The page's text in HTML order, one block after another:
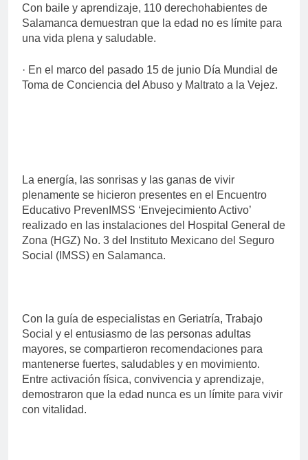
Con baile y aprendizaje, 110 derechohabientes de
Salamanca demuestran que la edad no es límite para
una vida plena y saludable.
· En el marco del pasado 15 de junio Día Mundial de
Toma de Conciencia del Abuso y Maltrato a la Vejez.
La energía, las sonrisas y las ganas de vivir
plenamente se hicieron presentes en el Encuentro
Educativo PrevenIMSS ‘Envejecimiento Activo’
realizado en las instalaciones del Hospital General de
Zona (HGZ) No. 3 del Instituto Mexicano del Seguro
Social (IMSS) en Salamanca.
Con la guía de especialistas en Geriatría, Trabajo
Social y el entusiasmo de las personas adultas
mayores, se compartieron recomendaciones para
mantenerse fuertes, saludables y en movimiento.
Entre activación física, convivencia y aprendizaje,
demostraron que la edad nunca es un límite para vivir
con vitalidad.